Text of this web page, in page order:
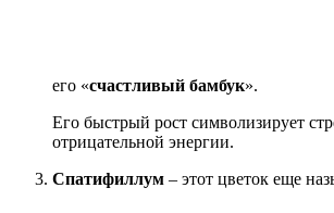
его «счастливый бамбук».
Его быстрый рост символизирует
отрицательной энергии.
Спатифиллум – этот цветок еще